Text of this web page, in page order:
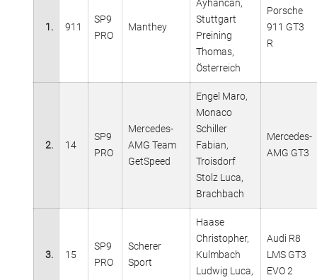
1. 911
SP9
PRO
Manthey
Ayhancan,
Stuttgart
Preining
Thomas,
Österreich
Porsche
911 GT3
R
2. 14
SP9
PRO
Mercedes-
AMG Team
GetSpeed
Engel Maro,
Monaco
Schiller
Fabian,
Troisdorf
Stolz Luca,
Brachbach
Mercedes-
AMG GT3
3. 15
SP9
PRO
Scherer
Sport
Haase
Christopher,
Kulmbach
Ludwig Luca,
Audi R8
LMS GT3
EVO 2